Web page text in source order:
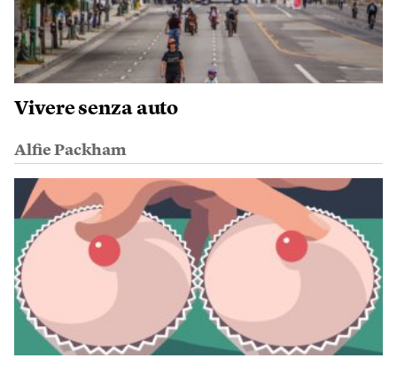
Vivere senza auto
Alfie Packham